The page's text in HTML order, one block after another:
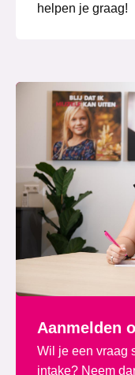
helpen je graag!
Aanmelden
Wil je een vraag
intake? Neem